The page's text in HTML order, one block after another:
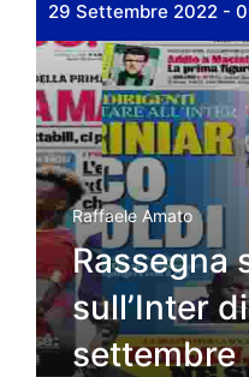
29 Settembre 2022 -
Raffaele Amato
Rassegna
sull’Inter
settembre